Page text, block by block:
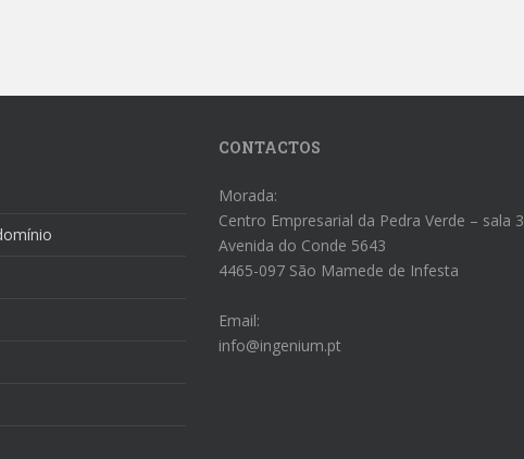
CONTACTOS
Morada:
Centro Empresarial da Pedra Verde – sala 3
Avenida do Conde 5643
4465-097 São Mamede de Infesta
Email:
info@ingenium.pt